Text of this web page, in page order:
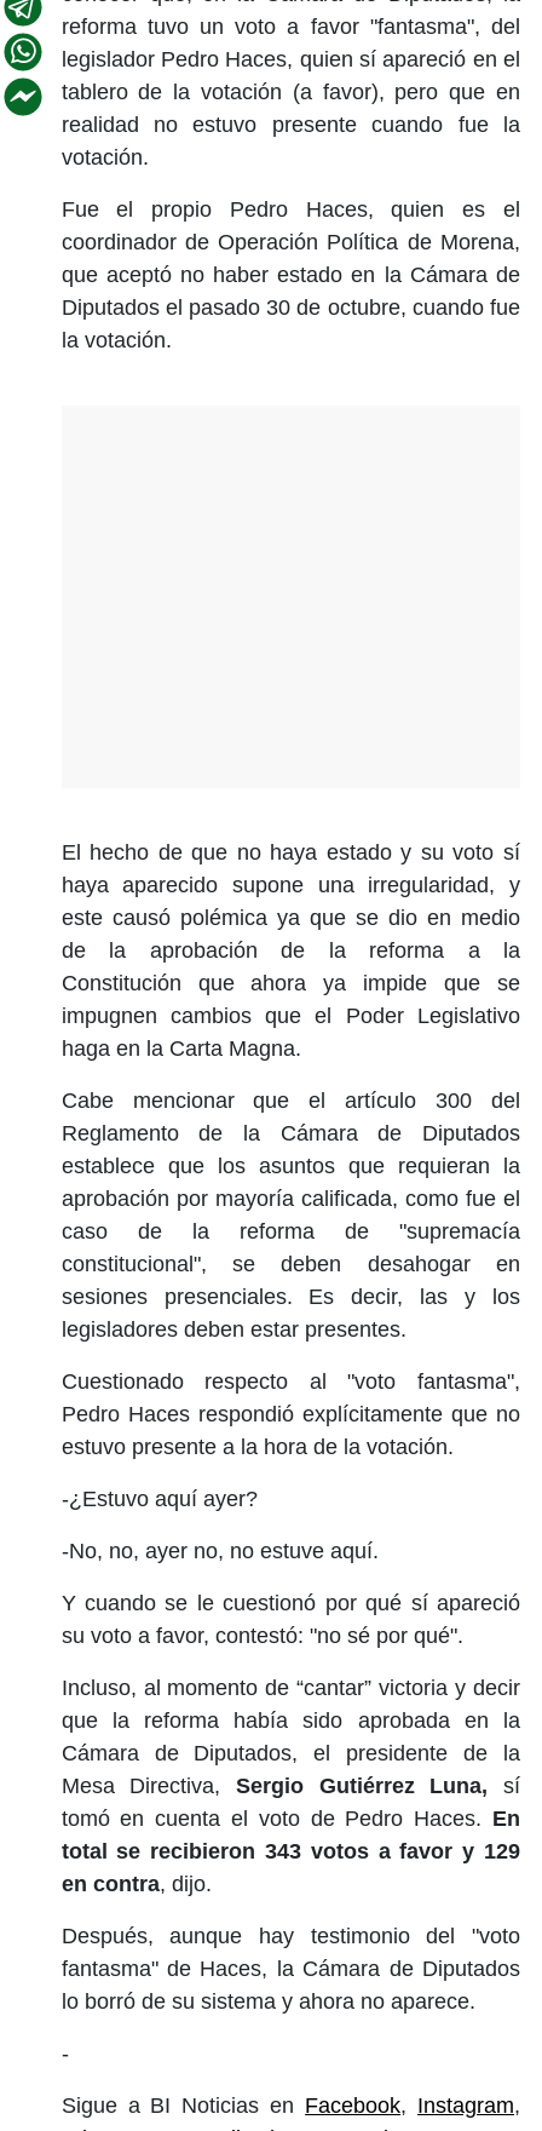
reforma tuvo un voto a favor "fantasma", del
legislador Pedro Haces, quien sí apareció en el
tablero de la votación (a favor), pero que en
realidad no estuvo presente cuando fue la
votación.
Fue el propio Pedro Haces, quien es el
coordinador de Operación Política de Morena,
que aceptó no haber estado en la Cámara de
Diputados el pasado 30 de octubre, cuando fue
la votación.
El hecho de que no haya estado y su voto sí
haya aparecido supone una irregularidad, y
este causó polémica ya que se dio en medio
de la aprobación de la reforma a la
Constitución que ahora ya impide que se
impugnen cambios que el Poder Legislativo
haga en la Carta Magna.
Cabe mencionar que el artículo 300 del
Reglamento de la Cámara de Diputados
establece que los asuntos que requieran la
aprobación por mayoría calificada, como fue el
caso de la reforma de "supremacía
constitucional", se deben desahogar en
sesiones presenciales. Es decir, las y los
legisladores deben estar presentes.
Cuestionado respecto al "voto fantasma",
Pedro Haces respondió explícitamente que no
estuvo presente a la hora de la votación.
-¿Estuvo aquí ayer?
-No, no, ayer no, no estuve aquí.
Y cuando se le cuestionó por qué sí apareció
su voto a favor, contestó: "no sé por qué".
Incluso, al momento de “cantar” victoria y decir
que la reforma había sido aprobada en la
Cámara de Diputados, el presidente de la
Mesa Directiva, Sergio Gutiérrez Luna, sí
tomó en cuenta el voto de Pedro Haces. En
total se recibieron 343 votos a favor y 129
en contra, dijo.
Después, aunque hay testimonio del "voto
fantasma" de Haces, la Cámara de Diputados
lo borró de su sistema y ahora no aparece.
-
Sigue a BI Noticias en Facebook, Instagram,